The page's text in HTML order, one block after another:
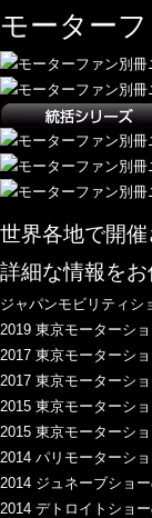
モーター
世界各地で開
詳細な情報を
ジャパンモビリティ
2019 東京モーターシ
2017 東京モーターシ
2017 東京モーターシ
2015 東京モーターシ
2015 東京モーターシ
2014 パリモーターシ
2014 ジュネーブショ
2014 デトロイトショ